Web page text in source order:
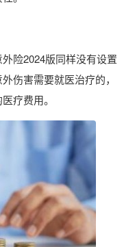
险2024版同样没有设置
伤害需要就医治疗的，
疗费用。